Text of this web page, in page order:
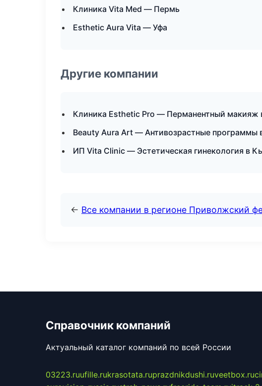
Клиника Vita Med — Пермь
Esthetic Aura Vita — Уфа
Другие компании
Клиника Esthetic Pro — Перманентный макияж
Beauty Aura Art — Антивозрастные программы
ИП Vita Clinic — Эстетическая гинекология в
← Все компании в регионе Приволжский
Справочник компаний
Актуальный каталог компаний по всей России
03223.ruufille.rukrasotata.ruprazdnikdushi.ruveetbox.ru